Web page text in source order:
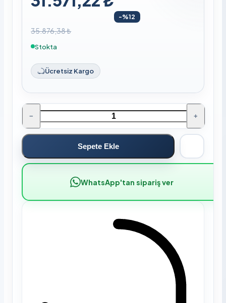
-%12
35.876,38 ₺
Stokta
Ücretsiz Kargo
− +
Sepete Ekle
WhatsApp'tan sipariş ver